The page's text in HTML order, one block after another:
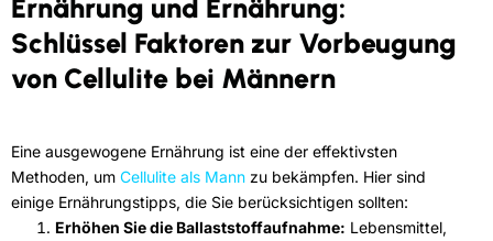
Ernährung und Ernährung:
Schlüssel Faktoren zur Vorbeugung
von Cellulite bei Männern
Eine ausgewogene Ernährung ist eine der effektivsten
Methoden, um Cellulite als Mann zu bekämpfen. Hier sind
einige Ernährungstipps, die Sie berücksichtigen sollten:
Erhöhen Sie die Ballaststoffaufnahme: Lebensmittel,